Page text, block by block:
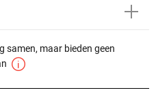
samen, maar bieden geen